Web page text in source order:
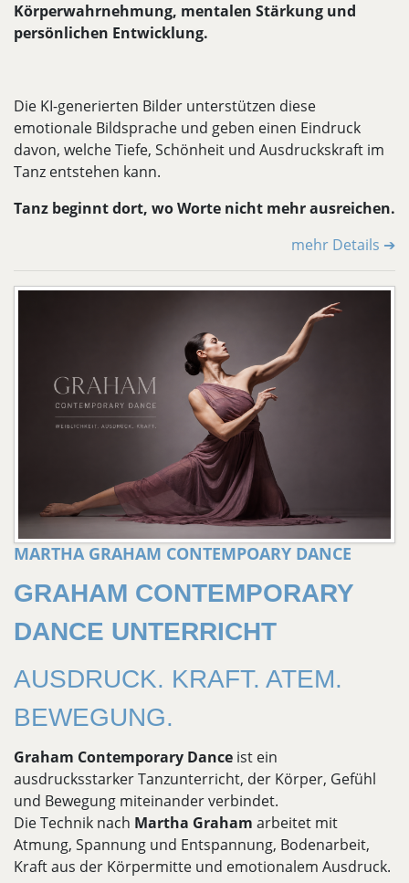
Körperwahrnehmung, mentalen Stärkung und
persönlichen Entwicklung.
Die KI-generierten Bilder unterstützen diese
emotionale Bildsprache und geben einen Eindruck
davon, welche Tiefe, Schönheit und Ausdruckskraft im
Tanz entstehen kann.
Tanz beginnt dort, wo Worte nicht mehr ausreichen.
mehr Details ➔
MARTHA GRAHAM CONTEMPOARY DANCE
GRAHAM CONTEMPORARY
DANCE UNTERRICHT
AUSDRUCK. KRAFT. ATEM.
BEWEGUNG.
Graham Contemporary Dance ist ein
ausdrucksstarker Tanzunterricht, der Körper, Gefühl
und Bewegung miteinander verbindet.
Die Technik nach Martha Graham arbeitet mit
Atmung, Spannung und Entspannung, Bodenarbeit,
Kraft aus der Körpermitte und emotionalem Ausdruck.